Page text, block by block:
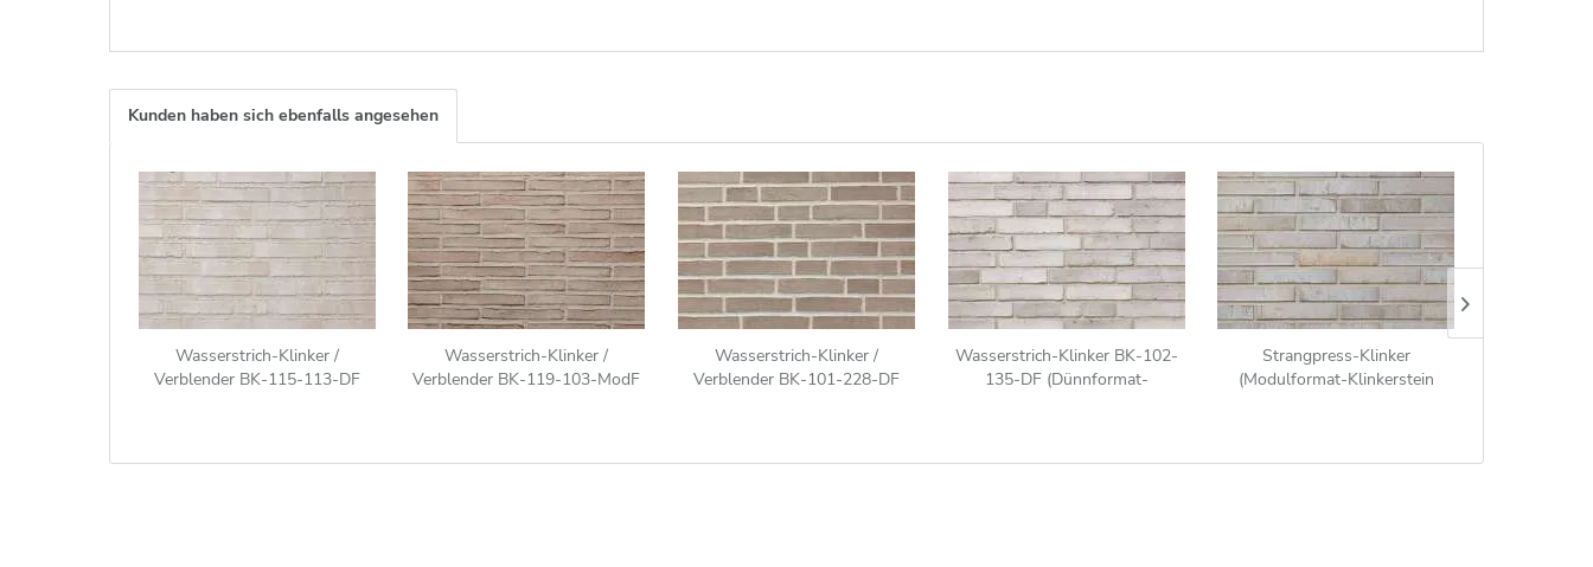
Kunden haben sich ebenfalls angesehen
Wasserstrich-Klinker /
Verblender BK-115-113-DF
Wasserstrich-Klinker /
Verblender BK-119-103-ModF
Wasserstrich-Klinker /
Verblender BK-101-228-DF
Wasserstrich-Klinker BK-102-
135-DF (Dünnformat-
Strangpress-Klinker
(Modulformat-Klinkerstein